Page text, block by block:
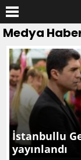
Medya
İstanbullu
yayınlandı